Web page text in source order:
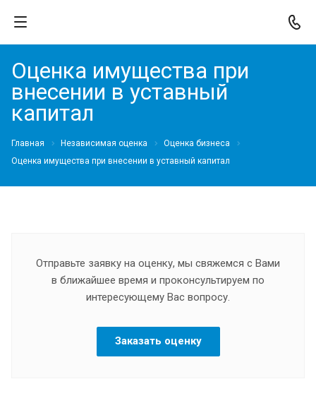
Оценка имущества при
внесении в уставный
капитал
Главная Независимая оценка
Оценка бизнеса
Оценка имущества при внесении в уставный капитал
Отправьте заявку на оценку, мы свяжемся с Вами
в ближайшее время и проконсультируем по
интересующему Вас вопросу.
Заказать оценку